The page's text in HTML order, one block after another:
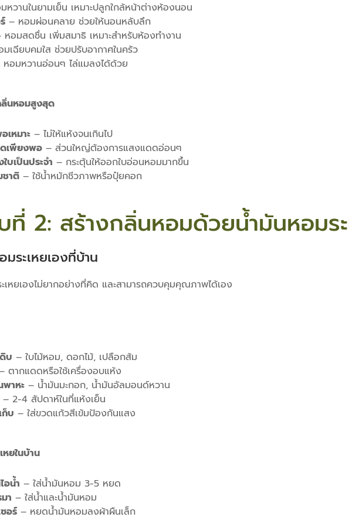
หวานในยามเย็น เหมาะปลูกใกล้หน้าต่างห้องนอน
– หอมผ่อนคลาย ช่วยให้นอนหลับลึก
หอมสดชื่น เพิ่มสมาธิ เหมาะสำหรับห้องทำงาน
เฉียบคมใส ช่วยปรับอากาศในครัว
หอมหวานอ่อนๆ ไล่แมลงได้ด้วย
ลิ่นหอมสูงสุด
เหมาะ – ไม่ให้แห้งจนเกินไป
เพียงพอ – ส่วนใหญ่ต้องการแสงแดดอ่อนๆ
บเป็นประจำ – กระตุ้นให้ออกใบอ่อนหอมมากขึ้น
ชาติ – ใช้น้ำหมักชีวภาพหรือปุ๋ยคอก
ที่ 2: สร้างกลิ่นหอมด้วยน้ำมันหอมร
ระเหยเองที่บ้าน
เหยเองไม่ยากอย่างที่คิด และสามารถควบคุมคุณภาพได้เอง
บ – ใบไม้หอม, ดอกไม้, เปลือกส้ม
ตากแดดหรือใช้เครื่องอบแห้ง
พาหะ – น้ำมันมะกอก, น้ำมันอัลมอนด์หวาน
– 2-4 สัปดาห์ในที่แห้งเย็น
ก็บ – ใส่ขวดแก้วสีเข้มป้องกันแสง
หยในบ้าน
อน้ำ – ใส่น้ำมันหอม 3-5 หยด
า – ใส่น้ำและน้ำมันหอม
อร์ – หยดน้ำมันหอมลงผ้าผืนเล็ก